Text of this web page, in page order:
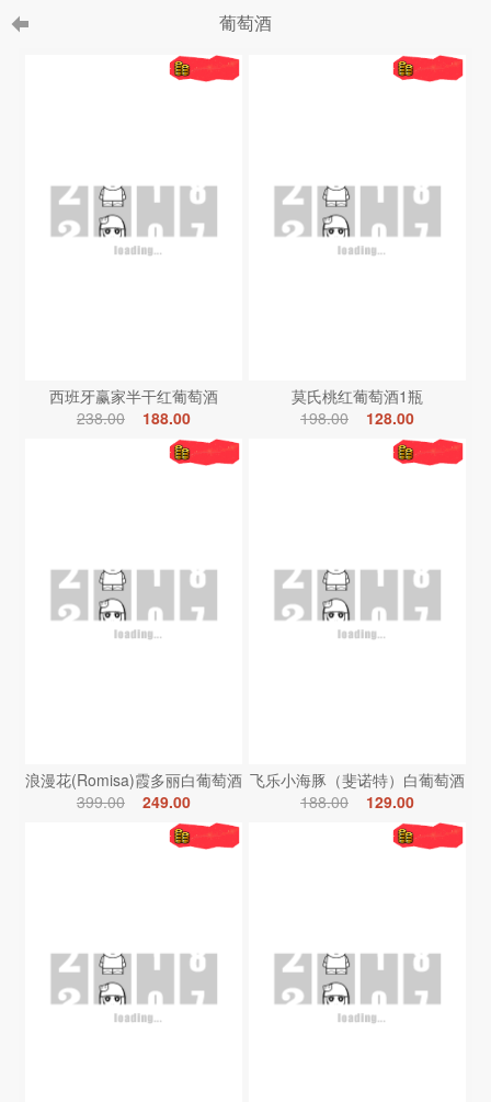
葡萄酒
西班牙赢家半干红葡萄酒
238.00
188.00
莫氏桃红葡萄酒1瓶
198.00
128.00
浪漫花(Romisa)霞多丽白葡萄酒
399.00
249.00
飞乐小海豚（斐诺特）白葡萄酒
188.00
129.00